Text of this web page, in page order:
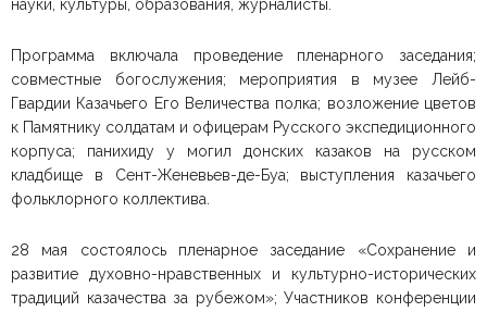
науки, культуры, образования, журналисты.
Программа включала проведение пленарного заседания;
совместные богослужения; мероприятия в музее Лейб-
Гвардии Казачьего Его Величества полка; возложение цветов
к Памятнику солдатам и офицерам Русского экспедиционного
корпуса; панихиду у могил донских казаков на русском
кладбище в Сент-Женевьев-де-Буа; выступления казачьего
фольклорного коллектива.
28 мая состоялось пленарное заседание «Сохранение и
развитие духовно-нравственных и культурно-исторических
традиций казачества за рубежом»; Участников конференции